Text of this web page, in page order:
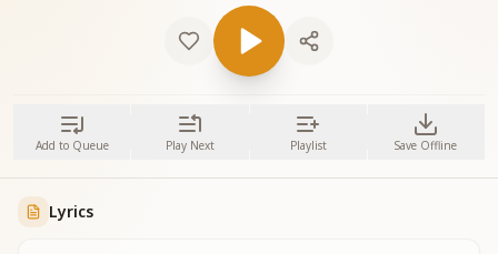
Add to Queue Play Next Playlist Save Offline
Lyrics